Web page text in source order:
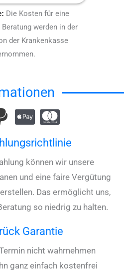
Die Kosten für eine
werden in der
der Krankenkasse
können wir unsere
und eine faire Vergütung
Das ermöglicht uns,
so niedrig zu halten.
Garantie
nicht wahrnehmen
ganz einfach kostenfrei